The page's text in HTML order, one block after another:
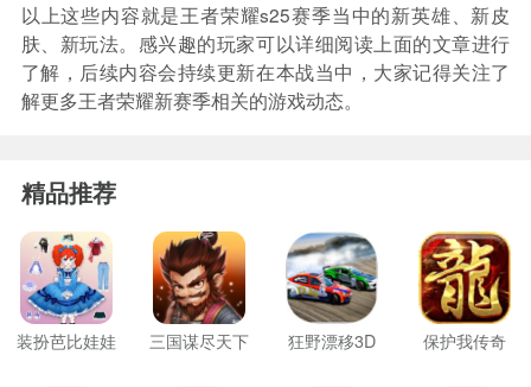
以上这些内容就是王者荣耀s25赛季当中的新英雄、新皮
肤、新玩法。感兴趣的玩家可以详细阅读上面的文章进行
了解，后续内容会持续更新在本战当中，大家记得关注了
解更多王者荣耀新赛季相关的游戏动态。
精品推荐
装扮芭比娃娃 三国谋尽天下 狂野漂移3D 保护我传奇